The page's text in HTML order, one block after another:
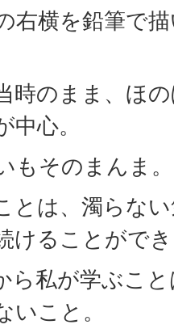
右横を鉛筆で
時のまま、ほ
心。
もそのまんま。
とは、濁らな
けることがで
ら私が学ぶこ
いこと。